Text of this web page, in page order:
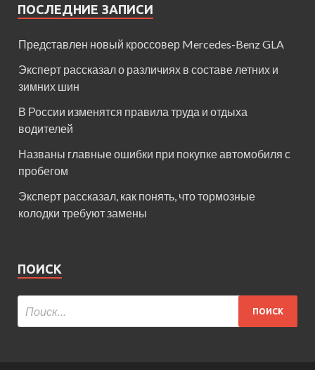
ПОСЛЕДНИЕ ЗАПИСИ
Представлен новый кроссовер Mercedes-Benz GLA
Эксперт рассказал о различиях в составе летних и
зимних шин
В России изменятся правила труда и отдыха
водителей
Названы главные ошибки при покупке автомобиля с
пробегом
Эксперт рассказал, как понять, что тормозные
колодки требуют замены
ПОИСК